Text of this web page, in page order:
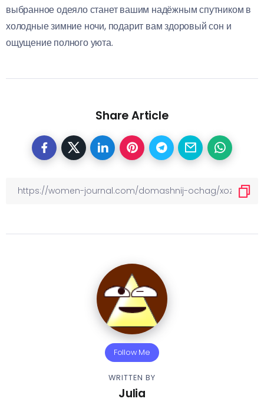
выбранное одеяло станет вашим надёжным спутником в
холодные зимние ночи, подарит вам здоровый сон и
ощущение полного уюта.
Share Article
Follow Me
WRITTEN BY
Julia